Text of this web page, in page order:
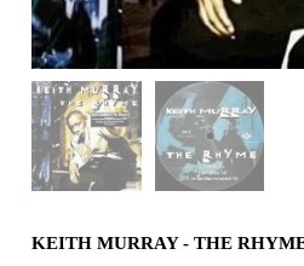
よくあるご質問
コンディション表記
としまえんストア
we can ship overseas
オフィシャルブログ
メールマガジン
Soul/Funk
New Arrivals
LP
12"
7"
CD
Jazz/Fusion
Neo Soul
New Jack Swing
UK Soul
Japanese
Soul/Funk
4DJs
Jazz/Fusion
Rock/Pop
World
Electronic
10"
All
HipHop
Soul/Funk
Jazz/Fusion
Rock/Pop
World
All
KEITH MURRAY - THE